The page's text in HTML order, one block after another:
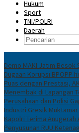
Hukum
Sport
TNI/POLRI
Daerah
Demo MAKI Jatim
Dugaan Korupsi BPOPP
Puas dengan Prestasi,
Menembak di Lapangan
Perusahaan dan Polisi
Industri Gresik
Kapolri Terima
Penyusunan RUU